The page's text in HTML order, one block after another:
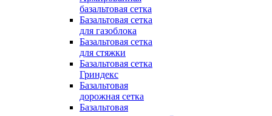
базальтовая сетка
Базальтовая сетка
для газоблока
Базальтовая сетка
для стяжки
Базальтовая сетка
Гриндекс
Базальтовая
дорожная сетка
Базальтовая